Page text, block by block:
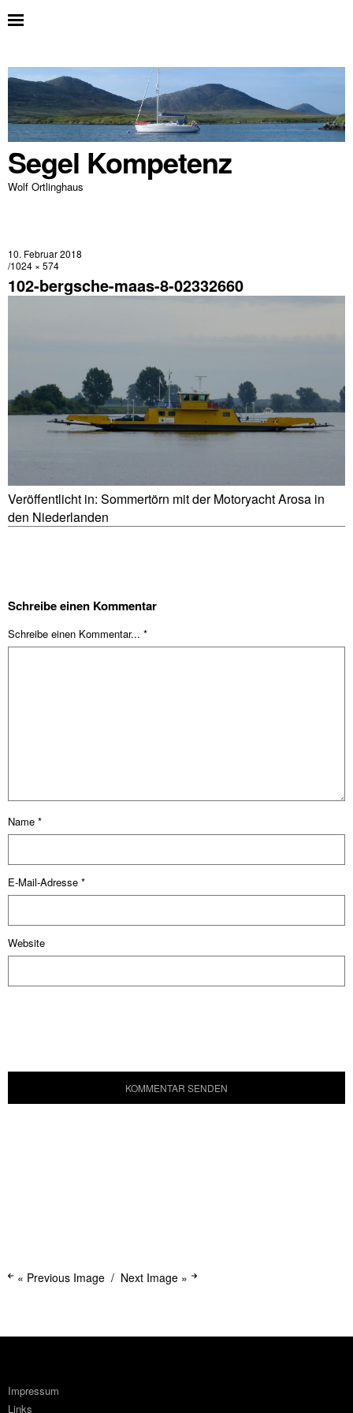
Segel Kompetenz
Wolf Ortlinghaus
10. Februar 2018
1024 × 574
102-bergsche-maas-8-02332660
Veröffentlicht in: Sommertörn mit der Motoryacht Arosa in
den Niederlanden
Schreibe einen Kommentar
Schreibe einen Kommentar... *
Name *
E-Mail-Adresse *
Website
« Previous Image Next Image »
Impressum
Links